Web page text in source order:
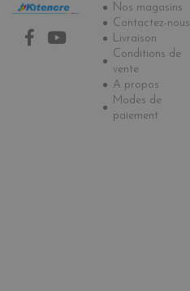
Informations
Nos magasins
Contactez-nous
Livraison
Conditions de
vente
A propos
Modes de
paiement